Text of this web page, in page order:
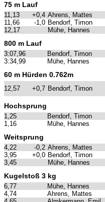
75 m Lauf
11,13 +0,4 Ahrens, Mattes
11,66
-1,0 Bendorf, Timon
12,17
Mühe, Hannes
800 m Lauf
3:07,96 Bendorf, Timon
3:34,99
Mühe, Hannes
60 m Hürden 0.762m
12,57 +0,7 Bendorf, Timon
Hochsprung
1,25 Bendorf, Timon
1,16
Mühe, Hannes
Weitsprung
4,22 -0,2 Ahrens, Mattes
3,95
+0,0 Bendorf, Timon
3,45
Mühe, Hannes
Kugelstoß 3 kg
6,77 Mühe, Hannes
4,74
Ahrens, Mattes